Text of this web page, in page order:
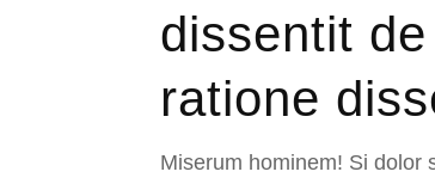
dissentit
ratione
Miserum hominem! Si dolor